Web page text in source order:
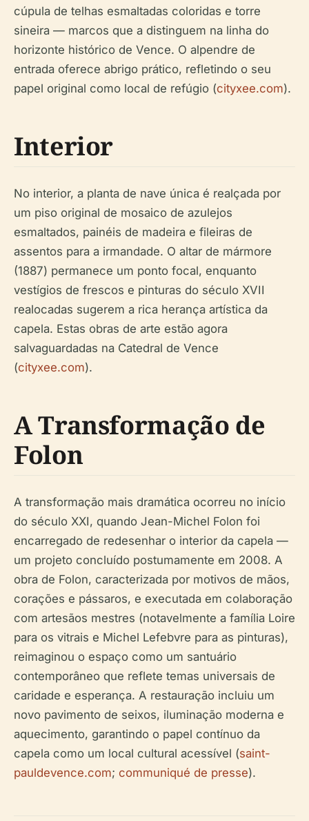
cúpula de telhas esmaltadas coloridas e torre
sineira — marcos que a distinguem na linha do
horizonte histórico de Vence. O alpendre de
entrada oferece abrigo prático, refletindo o seu
papel original como local de refúgio (cityxee.com).
Interior
No interior, a planta de nave única é realçada por
um piso original de mosaico de azulejos
esmaltados, painéis de madeira e fileiras de
assentos para a irmandade. O altar de mármore
(1887) permanece um ponto focal, enquanto
vestígios de frescos e pinturas do século XVII
realocadas sugerem a rica herança artística da
capela. Estas obras de arte estão agora
salvaguardadas na Catedral de Vence
(cityxee.com).
A Transformação de
Folon
A transformação mais dramática ocorreu no início
do século XXI, quando Jean-Michel Folon foi
encarregado de redesenhar o interior da capela —
um projeto concluído postumamente em 2008. A
obra de Folon, caracterizada por motivos de mãos,
corações e pássaros, e executada em colaboração
com artesãos mestres (notavelmente a família Loire
para os vitrais e Michel Lefebvre para as pinturas),
reimaginou o espaço como um santuário
contemporâneo que reflete temas universais de
caridade e esperança. A restauração incluiu um
novo pavimento de seixos, iluminação moderna e
aquecimento, garantindo o papel contínuo da
capela como um local cultural acessível (saint-
pauldevence.com; communiqué de presse).